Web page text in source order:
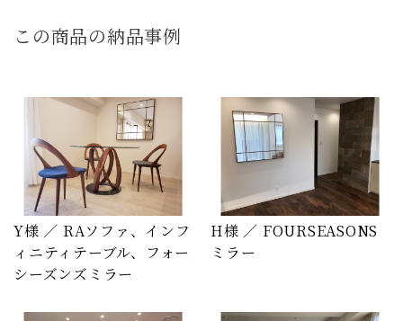
この商品の納品事例
Y様 ／ RAソファ、インフ
ィニティテーブル、フォー
シーズンズミラー
H様 ／ FOURSEASONS
ミラー